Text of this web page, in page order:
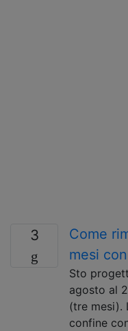
3
Come
mesi
Sto
agosto al
(tre mesi).
confine